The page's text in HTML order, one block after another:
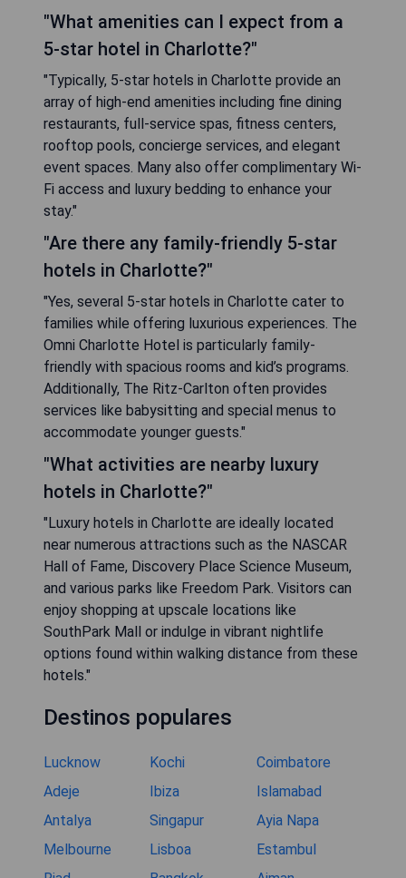
"What amenities can I expect from a
5-star hotel in Charlotte?"
"Typically, 5-star hotels in Charlotte provide an
array of high-end amenities including fine dining
restaurants, full-service spas, fitness centers,
rooftop pools, concierge services, and elegant
event spaces. Many also offer complimentary Wi-
Fi access and luxury bedding to enhance your
stay."
"Are there any family-friendly 5-star
hotels in Charlotte?"
"Yes, several 5-star hotels in Charlotte cater to
families while offering luxurious experiences. The
Omni Charlotte Hotel is particularly family-
friendly with spacious rooms and kid’s programs.
Additionally, The Ritz-Carlton often provides
services like babysitting and special menus to
accommodate younger guests."
"What activities are nearby luxury
hotels in Charlotte?"
"Luxury hotels in Charlotte are ideally located
near numerous attractions such as the NASCAR
Hall of Fame, Discovery Place Science Museum,
and various parks like Freedom Park. Visitors can
enjoy shopping at upscale locations like
SouthPark Mall or indulge in vibrant nightlife
options found within walking distance from these
hotels."
Destinos populares
Lucknow Kochi
Coimbatore
Adeje
Ibiza
Islamabad
Antalya
Singapur
Ayia Napa
Melbourne
Lisboa
Estambul